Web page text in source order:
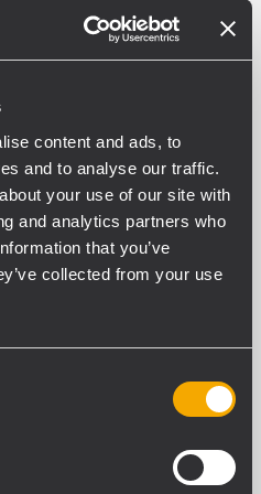
content and ads, to
and to analyse our traffic.
your use of our site with
and analytics partners who
that you’ve
collected from your use